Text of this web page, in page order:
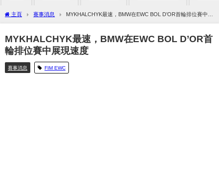
主頁 賽事消息
MYKHALCHYK最速，BMW在EWC BOL D’OR首輪排位賽中展
現速度
MYKHALCHYK最速，BMW在EWC BOL D’OR首
輪排位賽中展現速度
賽事消息 FIM EWC